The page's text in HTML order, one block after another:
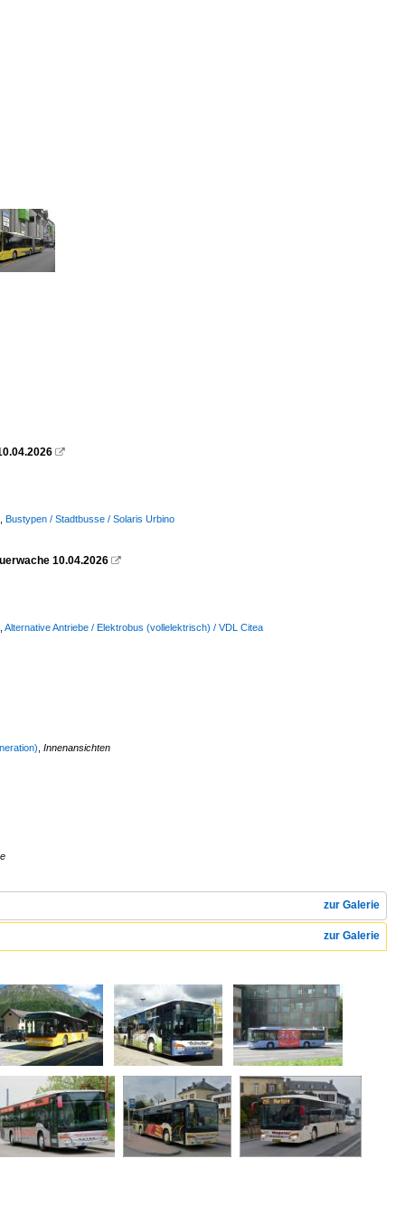

Bustypen / Stadtbusse / Solaris Urbino
10.04.2026 
Alternative Antriebe / Elektrobus (vollelektrisch) / VDL Citea
Innenansichten
zur Galerie
zur Galerie